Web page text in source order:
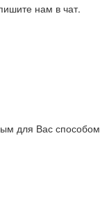
нам в чат.
для Вас способом